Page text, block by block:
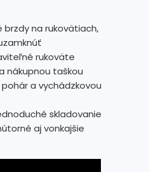
brzdy na rukovätiach,
rukoväte
nákupnou taškou
a vychádzkovou
skladovanie
aj vonkajšie